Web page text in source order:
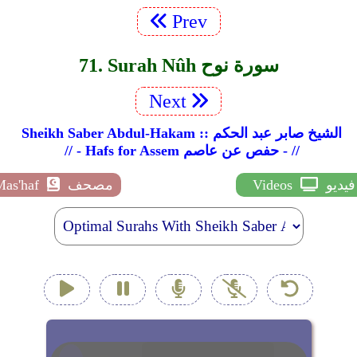
Prev
71. Surah Nûh سورة نوح
Next
Sheikh Saber Abdul-Hakam :: الشيخ صابر عبد الحكم
// - Hafs for Assem حفص عن عاصم - //
مصحف Videos فيديو